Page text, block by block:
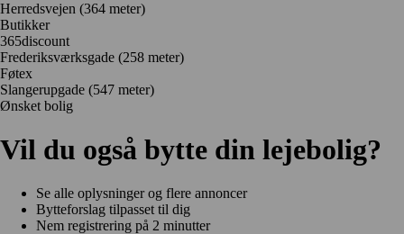
Herredsvejen (364 meter)
Butikker
365discount
Frederiksværksgade (258 meter)
Føtex
Slangerupgade (547 meter)
Ønsket bolig
Vil du også bytte din lejebolig?
Se alle oplysninger og flere annoncer
Bytteforslag tilpasset til dig
Nem registrering på 2 minutter